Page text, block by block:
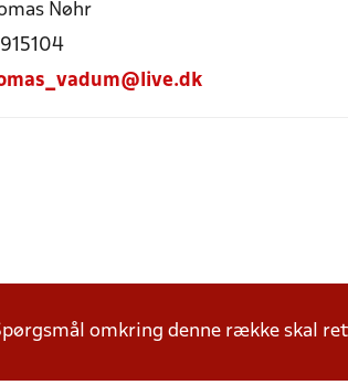
Nøhr
omkring denne række skal